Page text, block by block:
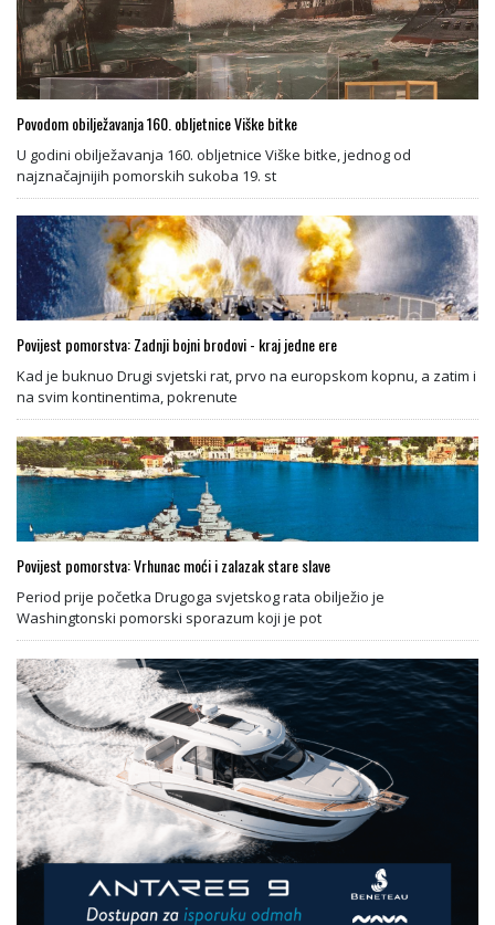
Povodom obilježavanja 160. obljetnice Viške bitke
U godini obilježavanja 160. obljetnice Viške bitke, jednog od
najznačajnijih pomorskih sukoba 19. st
Povijest pomorstva: Zadnji bojni brodovi - kraj jedne ere
Kad je buknuo Drugi svjetski rat, prvo na europskom kopnu, a zatim i
na svim kontinentima, pokrenute
Povijest pomorstva: Vrhunac moći i zalazak stare slave
Period prije početka Drugoga svjetskog rata obilježio je
Washingtonski pomorski sporazum koji je pot